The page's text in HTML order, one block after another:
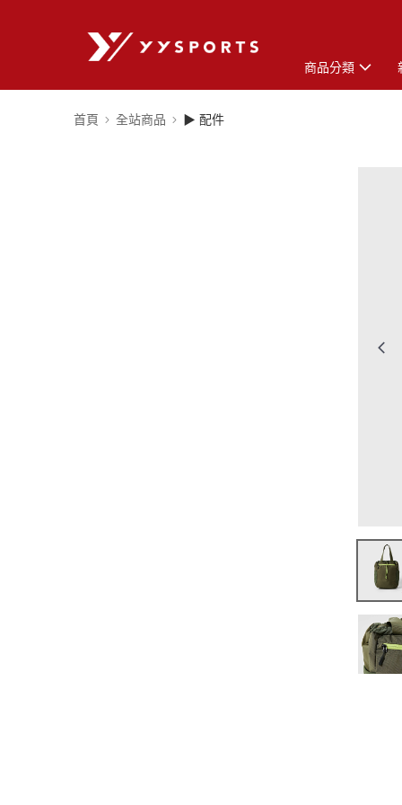
商品分類
首頁 全站商品 ▶ 配件